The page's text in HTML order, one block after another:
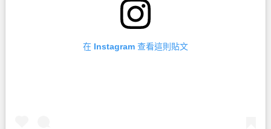
在 Instagram 查看這則貼文